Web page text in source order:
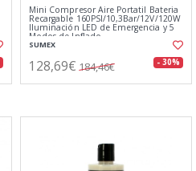
Mini Compresor Aire Portatil Bateria
Recargable 160PSI/10,3Bar/12V/120W
Iluminación LED de Emergencia y 5
Modos de Inflado
SUMEX
128,69€ 184,46€ - 30%